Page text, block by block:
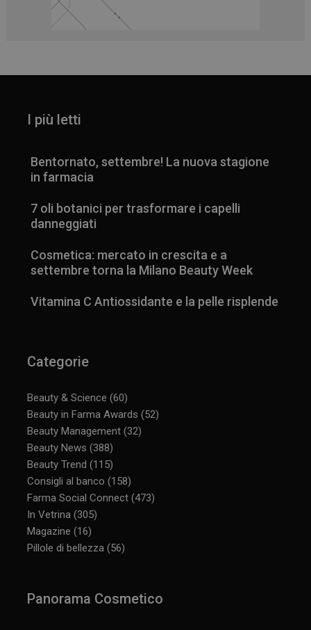
I più letti
Bentornato, settembre! La nuova stagione
in farmacia
7 oli botanici per trasformare i capelli
danneggiati
Cosmetica: mercato in crescita e a
settembre torna la Milano Beauty Week
Vitamina C Antiossidante e la pelle risplende
Categorie
Beauty & Science (60)
Beauty in Farma Awards (52)
Beauty Management (32)
Beauty News (388)
Beauty Trend (115)
Consigli al banco (158)
Farma Social Connect (473)
In Vetrina (305)
Magazine (16)
Pillole di bellezza (56)
Panorama Cosmetico